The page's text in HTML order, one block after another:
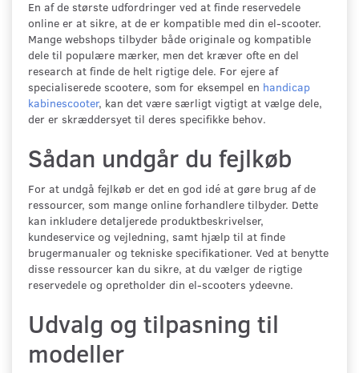
En af de største udfordringer ved at finde reservedele
online er at sikre, at de er kompatible med din el-scooter.
Mange webshops tilbyder både originale og kompatible
dele til populære mærker, men det kræver ofte en del
research at finde de helt rigtige dele. For ejere af
specialiserede scootere, som for eksempel en handicap
kabinescooter, kan det være særligt vigtigt at vælge dele,
der er skræddersyet til deres specifikke behov.
Sådan undgår du fejlkøb
For at undgå fejlkøb er det en god idé at gøre brug af de
ressourcer, som mange online forhandlere tilbyder. Dette
kan inkludere detaljerede produktbeskrivelser,
kundeservice og vejledning, samt hjælp til at finde
brugermanualer og tekniske specifikationer. Ved at benytte
disse ressourcer kan du sikre, at du vælger de rigtige
reservedele og opretholder din el-scooters ydeevne.
Udvalg og tilpasning til
modeller